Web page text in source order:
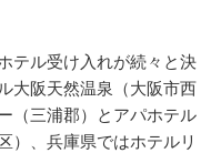
テル受け入れが続々と決
大阪天然温泉（大阪市西
（三浦郡）とアパホテル
）、兵庫県ではホテルリ